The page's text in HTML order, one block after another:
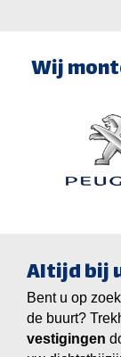
Wij
Altijd bij
Bent u op
de buurt?
vestigingen